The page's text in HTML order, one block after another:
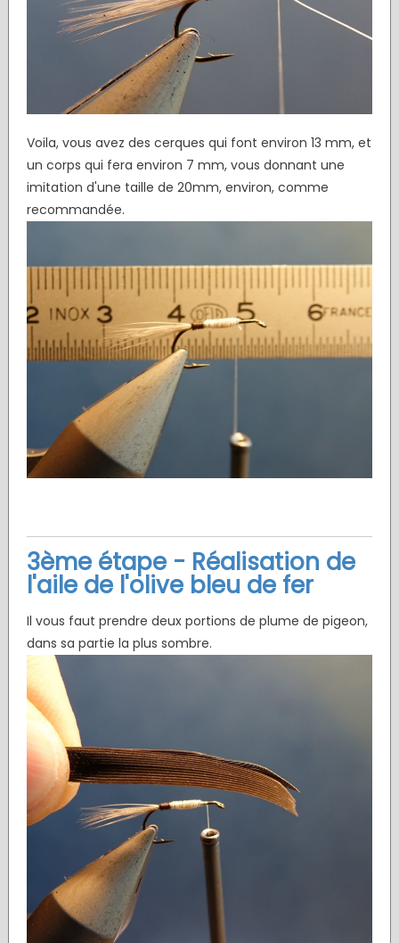
Voila, vous avez des cerques qui font environ 13 mm, et
un corps qui fera environ 7 mm, vous donnant une
imitation d'une taille de 20mm, environ, comme
recommandée.
3ème étape - Réalisation de
l'aile de l'olive bleu de fer
Il vous faut prendre deux portions de plume de pigeon,
dans sa partie la plus sombre.